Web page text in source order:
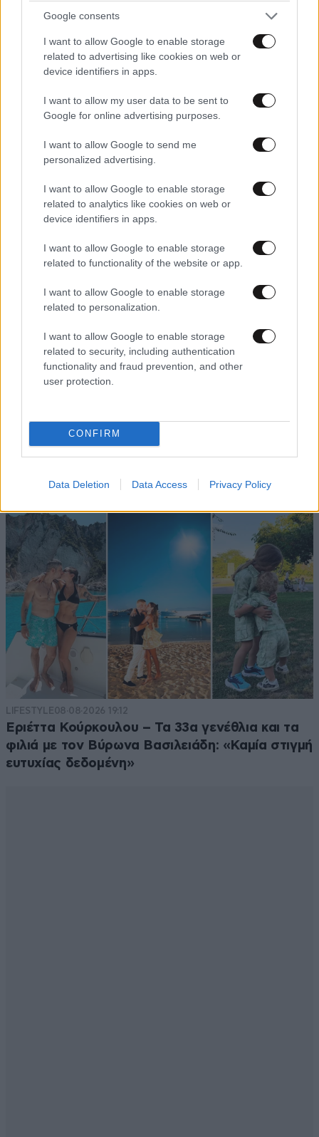
Google consents
I want to allow Google to enable storage
related to advertising like cookies on web or
device identifiers in apps.
I want to allow my user data to be sent to
Google for online advertising purposes.
I want to allow Google to send me
personalized advertising.
I want to allow Google to enable storage
related to analytics like cookies on web or
device identifiers in apps.
I want to allow Google to enable storage
related to functionality of the website or app.
I want to allow Google to enable storage
related to personalization.
I want to allow Google to enable storage
related to security, including authentication
functionality and fraud prevention, and other
user protection.
CONFIRM
Data Deletion Data Access Privacy Policy
σατανά Άδη.το κοράνι είναι επί καθεστώς του Ιράν
ΣΑΤΑΝΆ τσιχαντιστων Πέρσες.θα επικρατεί μια ζωή
ΟΥΣΤ ΡΕ το απόλυτο σύμβολο του χάους και της
ΑΧΑ καταλαβες????
Μην γραφεις ετσι για τα αδελφια της
ΑΡΙΣΤΕΡΑΣ διοτι αλλομονο σου θα ελθη η
ΔΙΚΑΙΑ ΣΑΡΙΑ και θα σε καθαρηση καταλαβες
Απαντήστε
...ποιος στου τα αποκάλυψε? Μήπως η φωνούλα
μέσα στο κεφάλι σου?
LIFESTYLE08·08·2026 19:12
Εριέττα Κούρκουλου – Τα 33α γενέθλια και τα
φιλιά με τον Βύρωνα Βασιλειάδη: «Καμία στιγμή
ευτυχίας δεδομένη»